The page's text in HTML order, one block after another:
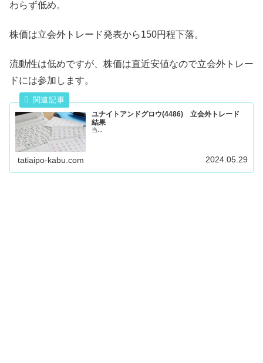
わらず低め。
株価は立会外トレード発表から150円程下落。
流動性は低めですが、株価は直近安値なので立会外トレー
ドには参加します。
ユナイトアンドグロウ(4486) 立会外トレード
結果
当...
tatiaipo-kabu.com 2024.05.29